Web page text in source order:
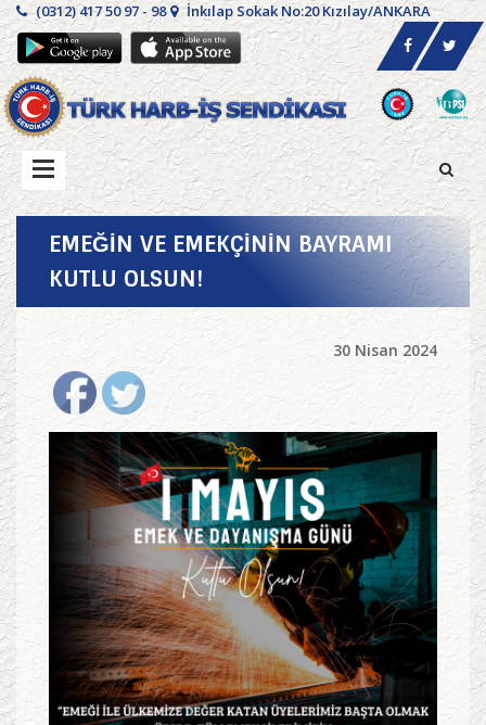
(0312) 417 50 97 - 98 İnkılap Sokak No:20 Kızılay/ANKARA
EMEĞİN VE EMEKÇİNİN BAYRAMI
KUTLU OLSUN!
30 Nisan 2024